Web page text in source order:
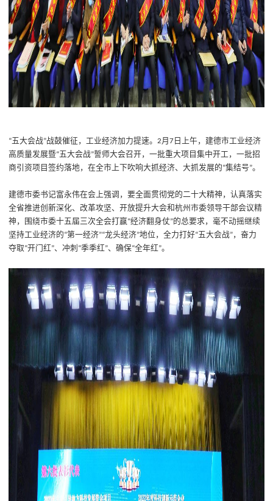
“五大会战”战鼓催征，工业经济加力提速。2月7 日上午，建德市工业经济
高质量发展暨“五大会战”誓师大会召开，一批重大项目集中开工，一批招
商引资项目签约落地，在全市上下吹响大抓经济、大抓发展的“集结号”。
建德市委书记富永伟在会上强调，要全面贯彻党的二十大精神，认真落实
全省推进创新深化、改革攻坚、开放提升大会和杭州市委领导干部会议精
神，围绕市委十五届三次全会打赢“经济翻身仗”的总要求，毫不动摇继续
坚持工业经济的“第一经济”“龙头经济”地位，全力打好“五大会战”，奋力
夺取“开门红 ”、冲刺 “季季红 ”、确保“全年红 ”。